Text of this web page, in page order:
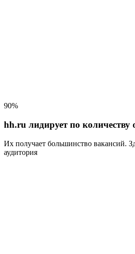
90%
hh.ru лидирует по количеству
Их получает большинство вакансий.
аудитория